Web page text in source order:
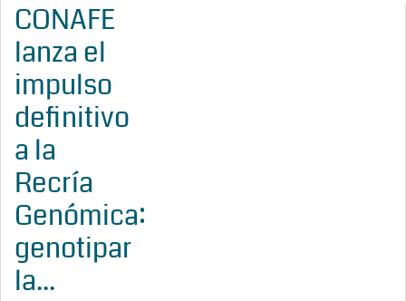
CONAFE
lanza el
impulso
definitivo
a la
Recría
Genómica:
genotipar
la...